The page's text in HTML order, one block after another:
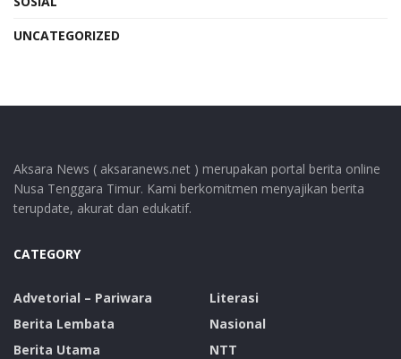
UNCATEGORIZED
Aksara News ( aksaranews.net ) merupakan portal berita online
Nusa Tenggara Timur. Kami berkomitmen menyajikan berita
terupdate, akurat dan edukatif.
CATEGORY
Advetorial – Pariwara
Berita Lembata
Berita Utama
Literasi
Nasional
NTT